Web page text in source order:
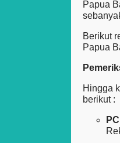
Papua
Berikut
Papua
Hingga
berikut :